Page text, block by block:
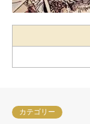
カテゴリー